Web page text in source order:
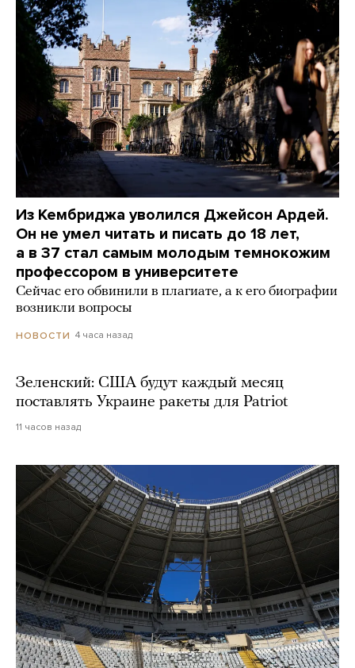
Из Кембриджа уволился Джейсон Ардей.
Он не умел читать и писать до 18 лет,
а в 37 стал самым молодым темнокожим
профессором в университете
Сейчас его обвинили в плагиате, а к его биографии
возникли вопросы
НОВОСТИ 4 часа назад
Зеленский: США будут каждый месяц
поставлять Украине ракеты для Patriot
11 часов назад